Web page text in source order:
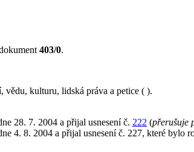
403/0.
kulturu, lidská práva a petice ( ).
28. 7. 2004 a přijal usnesení č. 222 (přerušuje
4. 8. 2004 a přijal usnesení č. 227, které bylo